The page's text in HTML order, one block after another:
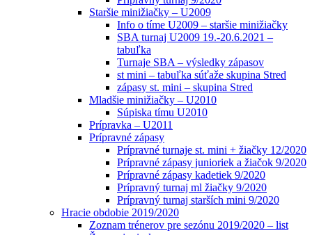
Staršie minižiačky – U2009
Info o tíme U2009 – staršie minižiačky
SBA turnaj U2009 19.-20.6.2021 –
tabuľka
Turnaje SBA – výsledky zápasov
st mini – tabuľka súťaže skupina Stred
zápasy st. mini – skupina Stred
Mladšie minižiačky – U2010
Súpiska tímu U2010
Prípravka – U2011
Prípravné zápasy
Prípravné turnaje st. mini + žiačky 12/2020
Prípravné zápasy junioriek a žiačok 9/2020
Prípravné zápasy kadetiek 9/2020
Prípravný turnaj ml žiačky 9/2020
Prípravný turnaj starších mini 9/2020
Hracie obdobie 2019/2020
Zoznam trénerov pre sezónu 2019/2020 – list